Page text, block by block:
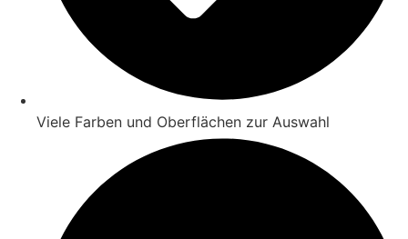
Viele Farben und Oberflächen zur Auswahl